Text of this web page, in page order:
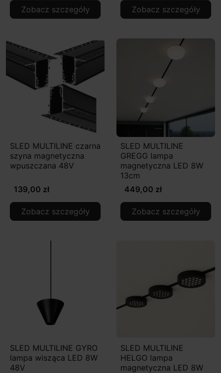
Zobacz szczegóły Zobacz szczegóły
SLED MULTILINE czarna
szyna magnetyczna
wpuszczana 48V
139,00 zł
Zobacz szczegóły
SLED MULTILINE
GREGG lampa
magnetyczna LED 8W
13cm
449,00 zł
Zobacz szczegóły
SLED MULTILINE GYRO
lampa wisząca LED 8W
48V
SLED MULTILINE
HELGO lampa
magnetyczna LED 8W